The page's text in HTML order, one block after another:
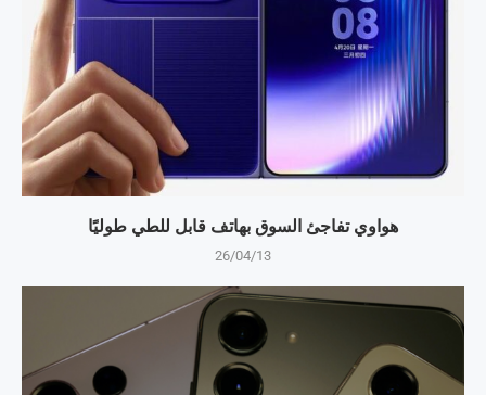
هواوي تفاجئ السوق بهاتف قابل للطي طوليًا
26/04/13